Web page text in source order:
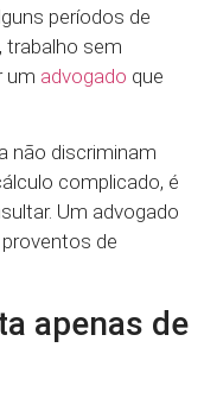
períodos de
trabalho sem
um advogado que
não discriminam
complicado, é
Um advogado
de
apenas de